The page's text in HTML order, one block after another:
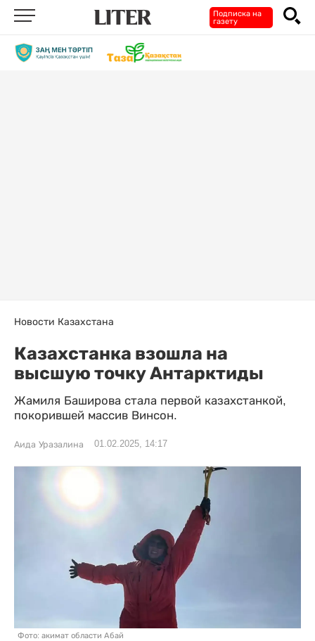
Подписка на
газету
Новости Казахстана
Казахстанка взошла на
высшую точку Антарктиды
Жамиля Баширова стала первой казахстанкой,
покорившей массив Винсон.
Аида Уразалина 01.02.2025, 14:17
Фото: акимат области Абай